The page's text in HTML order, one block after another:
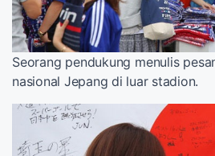
Seorang pendukung menulis
nasional Jepang di luar stadion.